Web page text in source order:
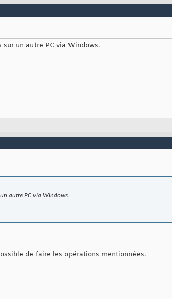
un autre PC via Windows.
autre PC via Windows.
de faire les opérations mentionnées.